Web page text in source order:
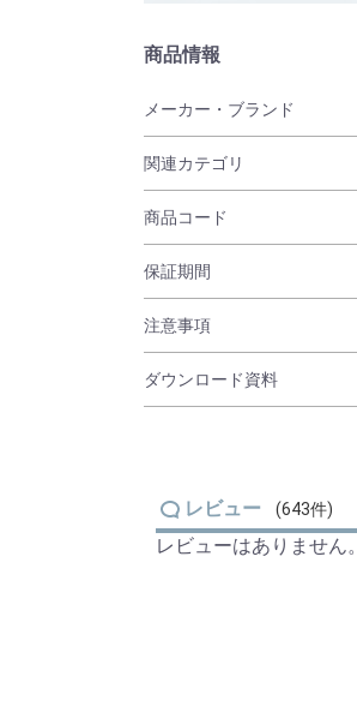
商品情報
メーカー・ブランド
関連カテゴリ
商品コード
保証期間
注意事項
ダウンロード資料
レビュー (643件)
レビューはありません。